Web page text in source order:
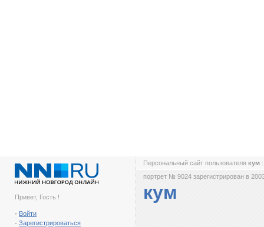
Привет, Гость !
- Войти
- Зарегистрироваться
Персональный сайт пользователя кум
портрет № 9024 зарегистрирован в
кум